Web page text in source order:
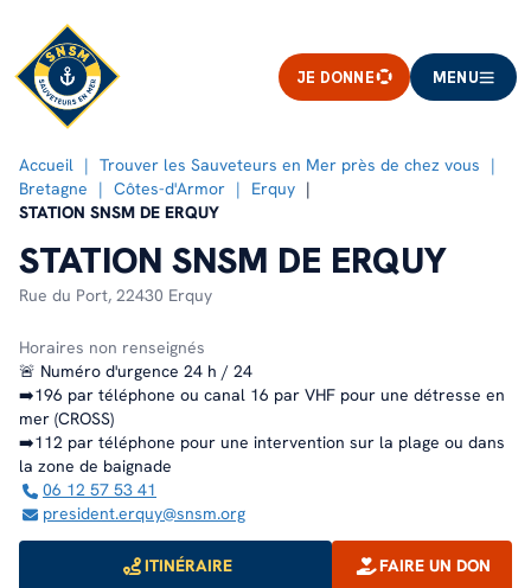
JE DONNE MENU
Accueil
Trouver les Sauveteurs en Mer près de chez vous
Bretagne
Côtes-d'Armor
Erquy
STATION SNSM DE ERQUY
STATION SNSM DE ERQUY
Rue du Port, 22430 Erquy
Horaires non renseignés
🚨 Numéro d'urgence 24 h / 24
➡️196 par téléphone ou canal 16 par VHF pour une détresse en
mer (CROSS)
➡️112 par téléphone pour une intervention sur la plage ou dans
la zone de baignade
06 12 57 53 41
president.erquy@snsm.org
ITINÉRAIRE FAIRE UN DON